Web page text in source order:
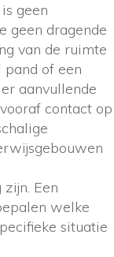
geen
geen dragende
van de ruimte
of een
aanvullende
contact op
Een
welke
situatie